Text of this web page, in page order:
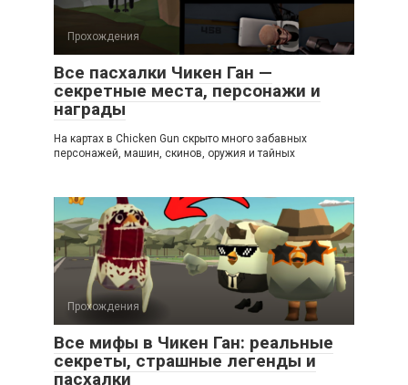
Прохождения
Все пасхалки Чикен Ган —
секретные места, персонажи и
награды
На картах в Chicken Gun скрыто много забавных
персонажей, машин, скинов, оружия и тайных
Прохождения
Все мифы в Чикен Ган: реальные
секреты, страшные легенды и
пасхалки